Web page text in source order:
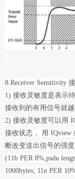
8.Receiver Sensitivity
1) 接收灵敏度是表示
接收到的有用信号就
2) 接收灵敏度可以用
接收状态， 用 IQview
断改变送出信号的强
(11b PER 8%,psdu
1000bytes; 11n PER